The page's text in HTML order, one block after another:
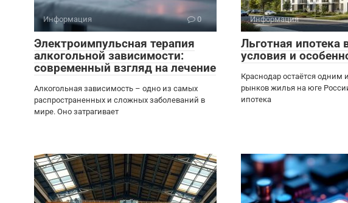
Информация 0
Электроимпульсная терапия
алкогольной зависимости:
современный взгляд на лечение
Алкогольная зависимость – одно из самых
распространенных и сложных заболеваний в
мире. Оно затрагивает
Информация
Льготная ипотека
условия и
Краснодар остаётся одним
рынков жилья на юге
ипотека